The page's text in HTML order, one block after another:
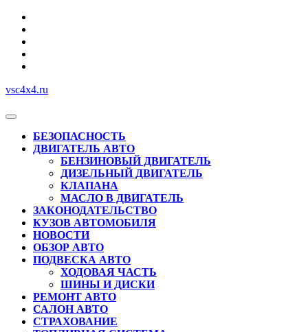
Перейти
содержимому
vsc4x4.ru
Кнопка
ОткрытьБЕЗОПАСНОСТЬ
ДВИГАТЕЛЬ АВТО
БЕНЗИНОВЫЙ ДВИГАТЕЛЬ
ДИЗЕЛЬНЫЙ ДВИГАТЕЛЬ
КЛАПАНА
МАСЛО В ДВИГАТЕЛЬ
ЗАКОНОДАТЕЛЬСТВО
КУЗОВ АВТОМОБИЛЯ
НОВОСТИ
ОБЗОР АВТО
ПОДВЕСКА АВТО
ХОДОВАЯ ЧАСТЬ
ШИНЫ И ДИСКИ
РЕМОНТ АВТО
САЛОН АВТО
СТРАХОВАНИЕ